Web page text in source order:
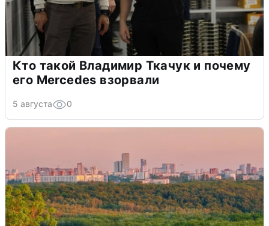
Кто такой Владимир Ткачук и почему
его Mercedes взорвали
5 августа 0